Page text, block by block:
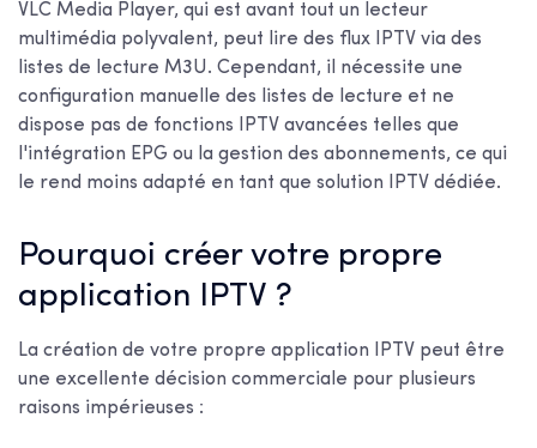
VLC Media Player, qui est avant tout un lecteur
multimédia polyvalent, peut lire des flux IPTV via des
listes de lecture M3U. Cependant, il nécessite une
configuration manuelle des listes de lecture et ne
dispose pas de fonctions IPTV avancées telles que
l'intégration EPG ou la gestion des abonnements, ce qui
le rend moins adapté en tant que solution IPTV dédiée.
Pourquoi créer votre propre
application IPTV ?
La création de votre propre application IPTV peut être
une excellente décision commerciale pour plusieurs
raisons impérieuses :